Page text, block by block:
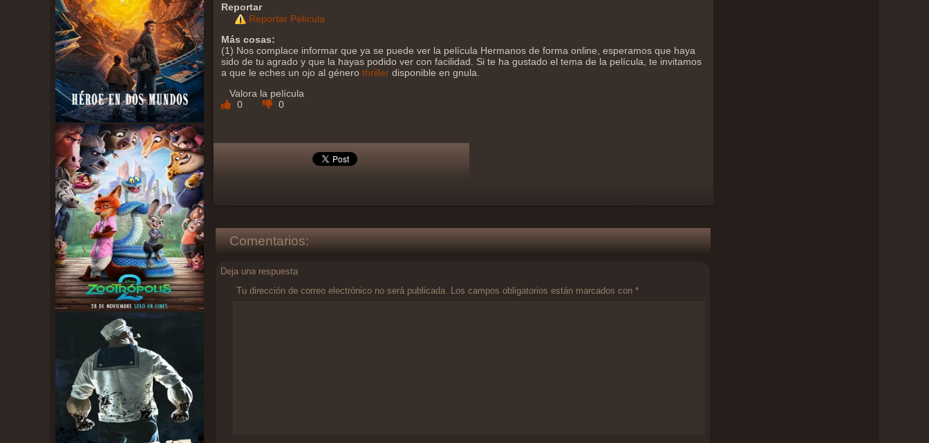
Reportar
Reportar Película
Más cosas:
(1) Nos complace informar que ya se puede ver la película Hermanos de forma online, esperamos que haya
sido de tu agrado y que la hayas podido ver con facilidad. Si te ha gustado el tema de la película, te invitamos
a que le eches un ojo al género thriller disponible en gnula.
Valora la película
0
0
Comentarios:
Deja una respuesta
Tu dirección de correo electrónico no será publicada. Los campos obligatorios están marcados con *